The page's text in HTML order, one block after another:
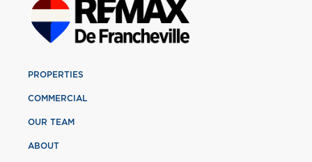
PROPERTIES
COMMERCIAL
OUR TEAM
ABOUT